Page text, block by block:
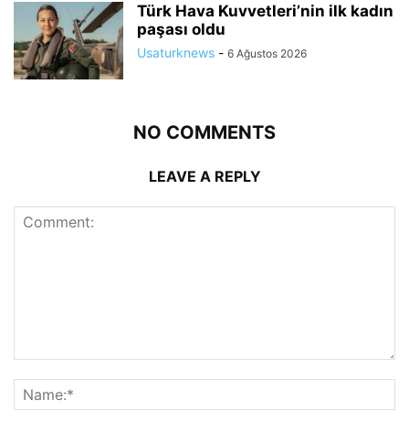
Türk Hava Kuvvetleri’nin ilk kadın
paşası oldu
Usaturknews - 6 Ağustos 2026
NO COMMENTS
LEAVE A REPLY